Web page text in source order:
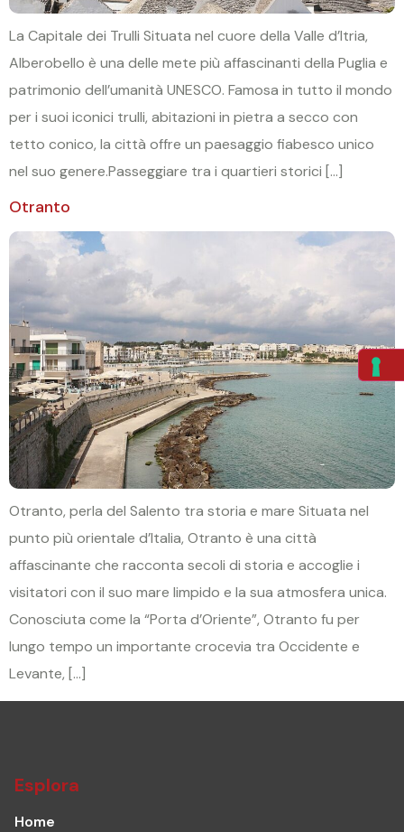
La Capitale dei Trulli Situata nel cuore della Valle d’Itria,
Alberobello è una delle mete più affascinanti della Puglia e
patrimonio dell’umanità UNESCO. Famosa in tutto il mondo
per i suoi iconici trulli, abitazioni in pietra a secco con
tetto conico, la città offre un paesaggio fiabesco unico
nel suo genere.Passeggiare tra i quartieri storici […]
Otranto
Otranto, perla del Salento tra storia e mare Situata nel
punto più orientale d’Italia, Otranto è una città
affascinante che racconta secoli di storia e accoglie i
visitatori con il suo mare limpido e la sua atmosfera unica.
Conosciuta come la “Porta d’Oriente”, Otranto fu per
lungo tempo un importante crocevia tra Occidente e
Levante, […]
Esplora
Home